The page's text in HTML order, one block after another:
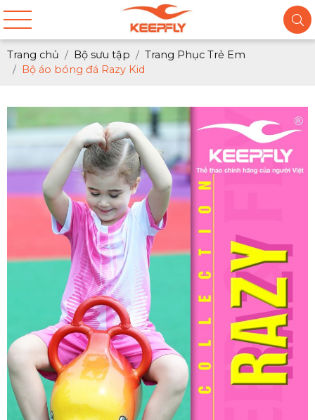
Trang chủ Bộ sưu tập
Trang Phục Trẻ Em
Bộ áo bóng đá Razy Kid